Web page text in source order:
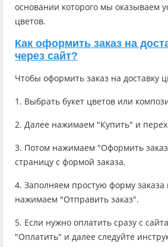
основании которого мы оказываем
цветов.
Как оформить заказ на
через сайт?
Чтобы оформить заказ на доставку
1. Выбрать букет цветов или
2. Далее нажимаем "Купить" и
3. Потом нажимаем "Оформить
страницу с формой заказа.
4. Заполняем простую форму заказа
нажимаем "Отправить заказ".
5. Если нужно оплатить сразу с
"Оплатить" и далее следуйте